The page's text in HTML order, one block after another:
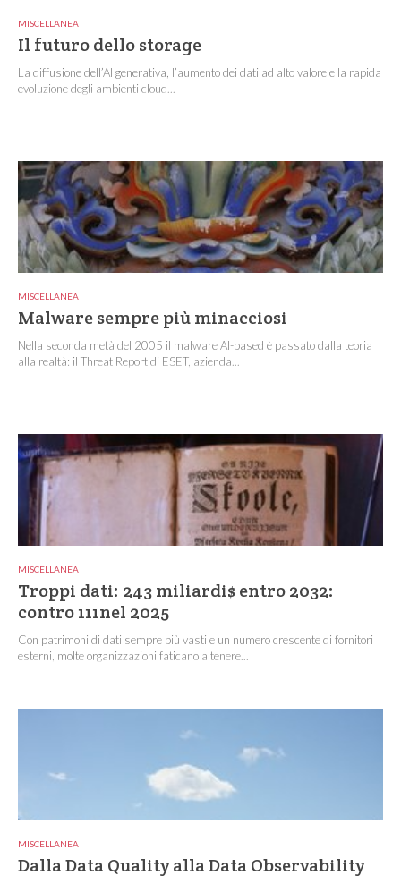
MISCELLANEA
Il futuro dello storage
La diffusione dell’AI generativa, l’aumento dei dati ad alto valore e la rapida
evoluzione degli ambienti cloud...
MISCELLANEA
Malware sempre più minacciosi
Nella seconda metà del 2005 il malware AI-based è passato dalla teoria
alla realtà: il Threat Report di ESET, azienda...
MISCELLANEA
Troppi dati: 243 miliardi$ entro 2032:
contro 111nel 2025
Con patrimoni di dati sempre più vasti e un numero crescente di fornitori
esterni, molte organizzazioni faticano a tenere...
MISCELLANEA
Dalla Data Quality alla Data Observability